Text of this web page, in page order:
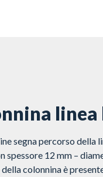
linea
segna percorso della
spessore 12 mm –
colonnina è